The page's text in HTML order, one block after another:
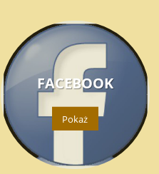
FACEBOOK
Pokaż